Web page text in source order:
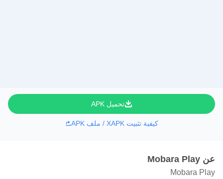
تحميل APK
كيفية تثبيت XAPK / ملف APK
عن Mobara Play
Mobara Play